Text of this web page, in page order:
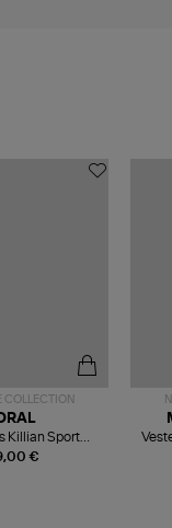
COLLECTION
€
Killian Sport